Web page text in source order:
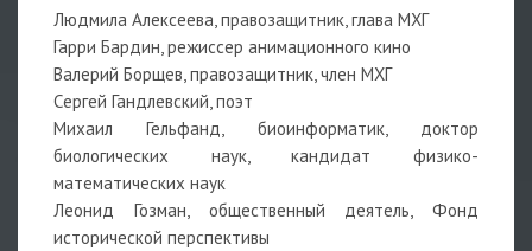
Людмила Алексеева, правозащитник, глава МХГ
Гарри Бардин, режиссер анимационного кино
Валерий Борщев, правозащитник, член МХГ
Сергей Гандлевский, поэт
Михаил Гельфанд, биоинформатик, доктор
биологических наук, кандидат физико-
математических наук
Леонид Гозман, общественный деятель, Фонд
исторической перспективы